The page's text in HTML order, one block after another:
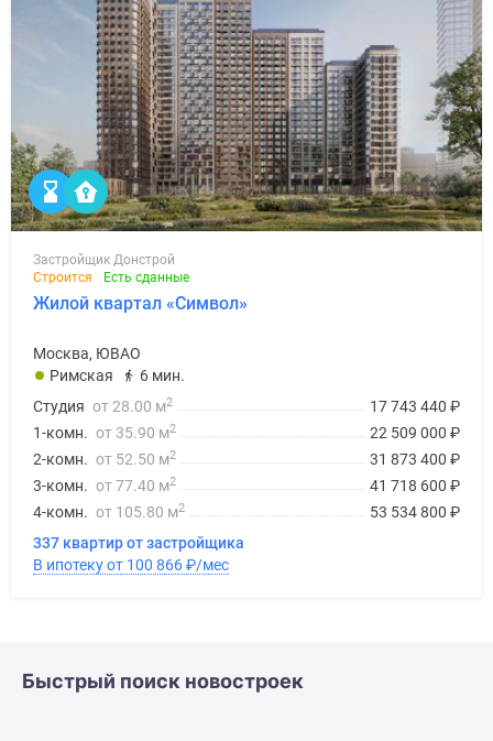
Застройщик Донстрой
Строится
Есть сданные
Жилой квартал «Символ»
Москва, ЮВАО
Римская
6 мин.
17 743 440 ₽
Студия от 28.00 м2
22 509 000 ₽
1-комн. от 35.90 м2
31 873 400 ₽
2-комн. от 52.50 м2
41 718 600 ₽
3-комн. от 77.40 м2
53 534 800 ₽
4-комн. от 105.80 м2
337 квартир от застройщика
В ипотеку от 100 866₽/мес
Быстрый поиск новостроек